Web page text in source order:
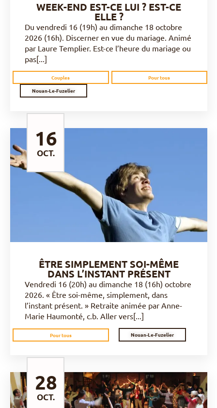
WEEK-END EST-CE LUI ? EST-CE
ELLE ?
Du vendredi 16 (19h) au dimanche 18 octobre
2026 (16h). Discerner en vue du mariage. Animé
par Laure Templier. Est-ce l’heure du mariage ou
pas[...]
Couples
Pour tous
Nouan-Le-Fuzelier
OCT.
DÉCOUVRIR
ÊTRE SIMPLEMENT SOI-MÊME
DANS L’INSTANT PRÉSENT
Vendredi 16 (20h) au dimanche 18 (16h) octobre
2026. « Être soi-même, simplement, dans
l’instant présent. » Retraite animée par Anne-
Marie Haumonté, c.b. Aller vers[...]
Pour tous Nouan-Le-Fuzelier
16
OCT.
28